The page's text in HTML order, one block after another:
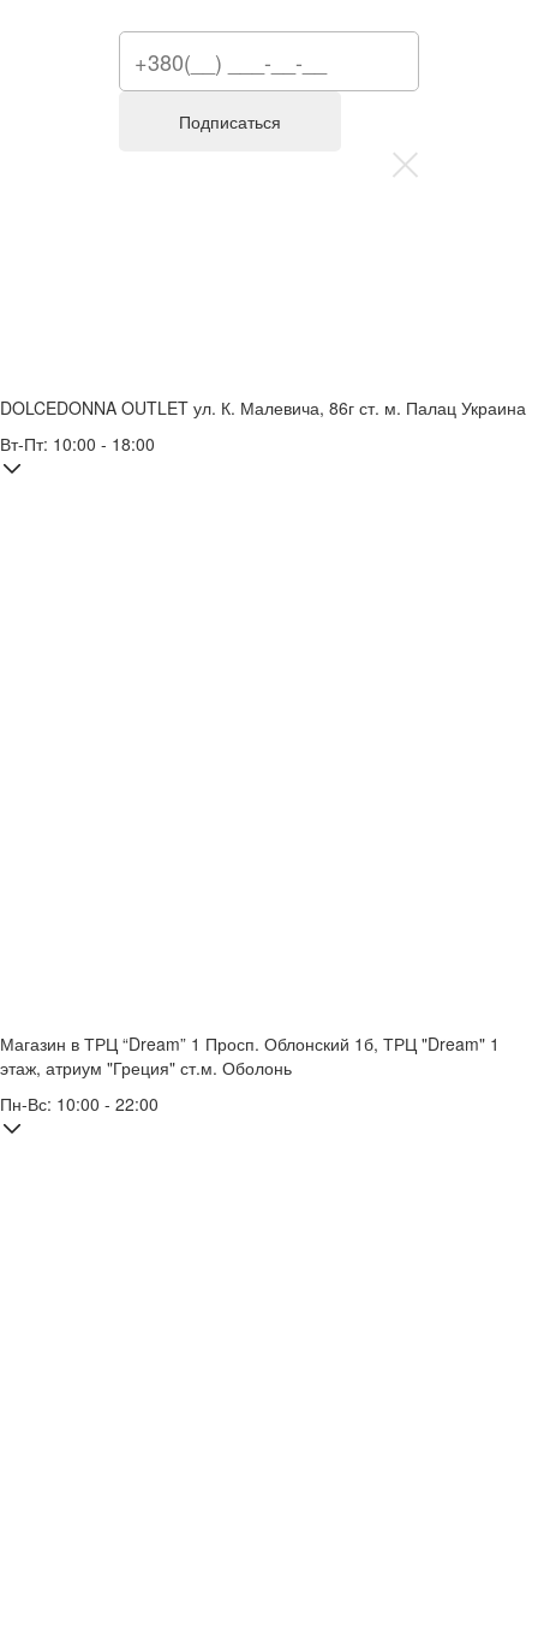
DOLCEDONNA OUTLET ул. К. Малевича, 86г ст. м. Палац Украина
Вт-Пт: 10:00 - 18:00
Магазин в ТРЦ “Dream” 1 Просп. Облонский 1б, ТРЦ "Dream" 1
этаж, атриум "Греция" ст.м. Оболонь
Пн-Вс: 10:00 - 22:00
Подписаться